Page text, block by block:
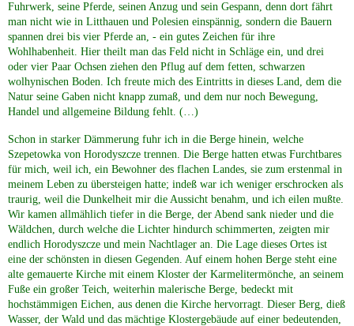
CHOLMERLAND
Heimat PFALZ
späte Kriegsfolgen
G&auml;stebuch (3)
Kontakt (4)
Impressum
Sitemap (10)
Fuhrwerk, seine Pferde, seinen Anzug und sein Gespann, denn dort fährt
man nicht wie in Litthauen und Polesien einspännig, sondern die Bauern
spannen drei bis vier Pferde an, - ein gutes Zeichen für ihre
Wohlhabenheit. Hier theilt man das Feld nicht in Schläge ein, und drei
oder vier Paar Ochsen ziehen den Pflug auf dem fetten, schwarzen
wolhynischen Boden. Ich freute mich des Eintritts in dieses Land, dem die
Natur seine Gaben nicht knapp zumaß, und dem nur noch Bewegung,
Handel und allgemeine Bildung fehlt. (…)
Schon in starker Dämmerung fuhr ich in die Berge hinein, welche
Szepetowka von Horodyszcze trennen. Die Berge hatten etwas Furchtbares
für mich, weil ich, ein Bewohner des flachen Landes, sie zum erstenmal in
meinem Leben zu übersteigen hatte; indeß war ich weniger erschrocken als
traurig, weil die Dunkelheit mir die Aussicht benahm, und ich eilen mußte.
Wir kamen allmählich tiefer in die Berge, der Abend sank nieder und die
Wäldchen, durch welche die Lichter hindurch schimmerten, zeigten mir
endlich Horodyszcze und mein Nachtlager an. Die Lage dieses Ortes ist
eine der schönsten in diesen Gegenden. Auf einem hohen Berge steht eine
alte gemauerte Kirche mit einem Kloster der Karmelitermönche, an seinem
Fuße ein großer Teich, weiterhin malerische Berge, bedeckt mit
hochstämmigen Eichen, aus denen die Kirche hervorragt. Dieser Berg, dieß
Wasser, der Wald und das mächtige Klostergebäude auf einer bedeutenden,